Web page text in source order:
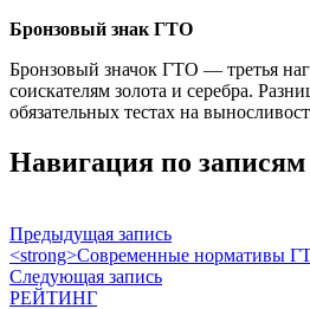
Бронзовый знак ГТО
Бронзовый значок ГТО — третья
соискателям золота и серебра.
обязательных тестах на
Навигация по записям
Предыдущая запись
<strong>Современные нормативы
Следующая запись
РЕЙТИНГ